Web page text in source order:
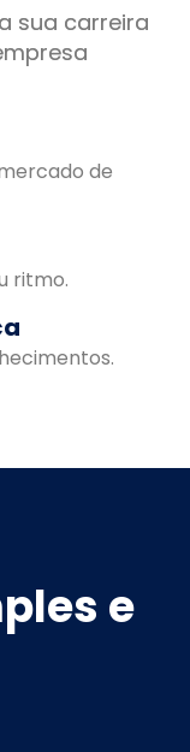
sua carreira
de
ritmo.
e